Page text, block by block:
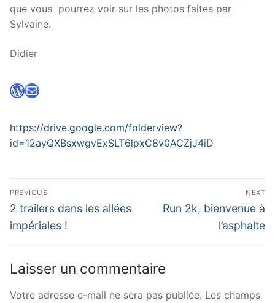
que vous pourrez voir sur les photos faites par
Sylvaine.
Didier
WordPress
E-mail
https://drive.google.com/folderview?
id=12ayQXBsxwgvExSLT6lpxC8v0ACZjJ4iD
Navigation
de
l’article
PREVIOUS
Previous
post:
2 trailers dans les allées
impériales !
NEXT
Next
Run 2k, bienvenue à
l’asphalte
Laisser un commentaire
Votre adresse e-mail ne sera pas publiée. Les champs